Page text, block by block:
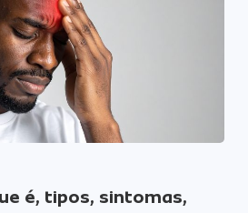
é, tipos, sintomas,